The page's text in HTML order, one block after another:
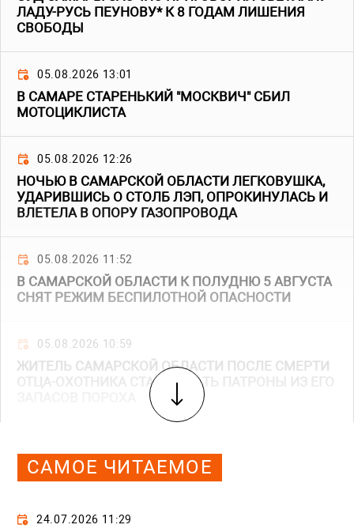
ЛАДУ-РУСЬ ПЕУНОВУ* К 8 ГОДАМ ЛИШЕНИЯ
СВОБОДЫ
05.08.2026 13:01
В САМАРЕ СТАРЕНЬКИЙ "МОСКВИЧ" СБИЛ
МОТОЦИКЛИСТА
05.08.2026 12:26
НОЧЬЮ В САМАРСКОЙ ОБЛАСТИ ЛЕГКОВУШКА,
УДАРИВШИСЬ О СТОЛБ ЛЭП, ОПРОКИНУЛАСЬ И
ВЛЕТЕЛА В ОПОРУ ГАЗОПРОВОДА
05.08.2026 11:52
В САМАРСКОЙ ОБЛАСТИ К ПОЛУДНЮ 5 АВГУСТА
СНЯТ РЕЖИМ БЕСПИЛОТНОЙ ОПАСНОСТИ
05.08.2026 10:59
ЖИТЕЛЬ САМАРСКОЙ ОБЛАСТИ ПОСЛЕ СМЕРТИ
ОТЦА-ОХОТНИКА СТАЛ ДЕЛАТЬ ПАТРОНЫ ИЗ ЕГО
САМОЕ ЧИТАЕМОЕ
24.07.2026 11:29